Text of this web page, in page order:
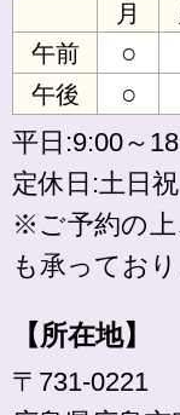
月
午前
○
午後 ○
平日:9:00～
定休日:土日祝
※ご予約の上
も承っており
【所在地】
〒731-0221